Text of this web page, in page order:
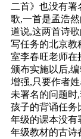
二首》也没有署
歌,一首是孟浩
道说,这两首诗
写任务的北京教
室李春旺老师在
颁布实施以后,
增强,只要作者
未署名的问题时
孩子的背诵任务
年级的课本没有
年级教材的古诗